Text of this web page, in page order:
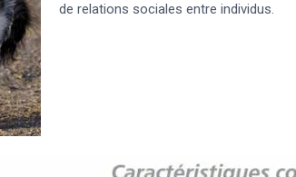
de relations sociales entre individus.